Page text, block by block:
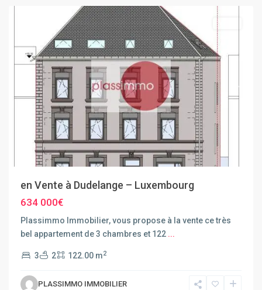
Previous
en Vente à Dudelange – Luxembourg
634 000€
Plassimmo Immobilier, vous propose à la vente ce très
bel appartement de 3 chambres et 122 ...
3 2 122.00 m2
PLASSIMMO IMMOBILIER